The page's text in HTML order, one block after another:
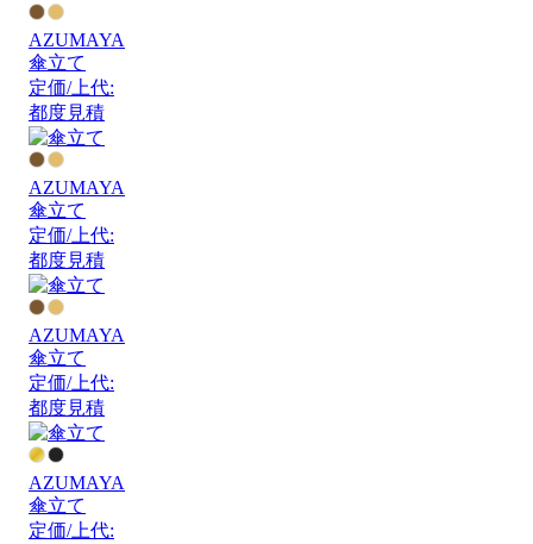
AZUMAYA
傘立て
定価/上代:
都度見積
AZUMAYA
傘立て
定価/上代:
都度見積
AZUMAYA
傘立て
定価/上代:
都度見積
AZUMAYA
傘立て
定価/上代: